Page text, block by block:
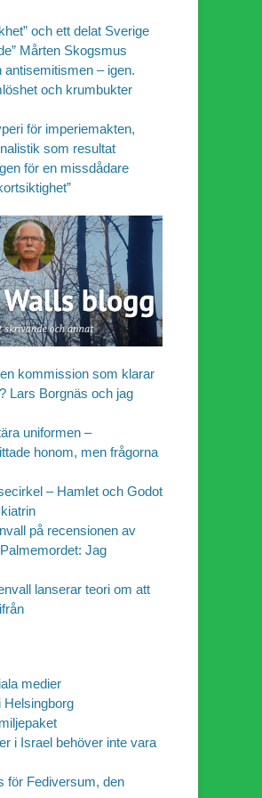
och ett delat Sverige
Mårten Skogsmus
antisemitismen – igen.
och krumbukter
för imperiemakten,
som resultat
för en missdådare
kommission som klarar
Lars Borgnäs och jag
uniformen –
honom, men frågorna
– Hamlet och Godot
på recensionen av
Jag
lanserar teori om att
medier
i Israel behöver inte vara
för Fediversum, den